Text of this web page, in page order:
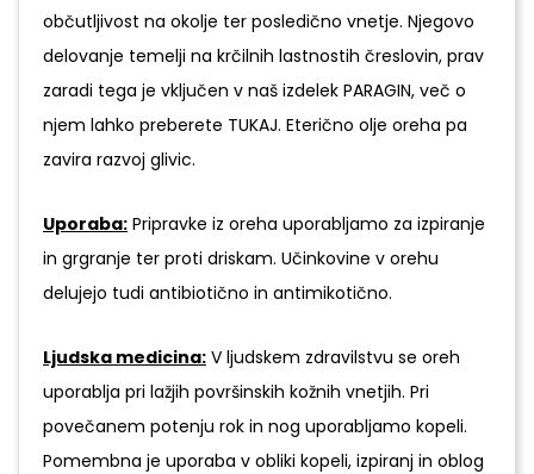
občutljivost na okolje ter posledično vnetje. Njegovo
delovanje temelji na krčilnih lastnostih čreslovin, prav
zaradi tega je vključen v naš izdelek PARAGIN, več o
njem lahko preberete TUKAJ. Eterično olje oreha pa
zavira razvoj glivic.
Uporaba: Pripravke iz oreha uporabljamo za izpiranje
in grgranje ter proti driskam. Učinkovine v orehu
delujejo tudi antibiotično in antimikotično.
Ljudska medicina: V ljudskem zdravilstvu se oreh
uporablja pri lažjih površinskih kožnih vnetjih. Pri
povečanem potenju rok in nog uporabljamo kopeli.
Pomembna je uporaba v obliki kopeli, izpiranj in oblog